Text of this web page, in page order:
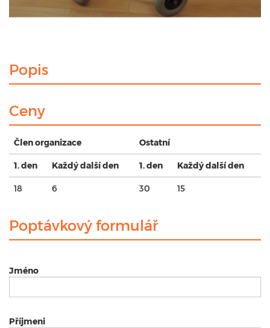
Popis
Ceny
Člen organizace Ostatní
1. den Každý další den 1. den Každý další den
18 6 30 15
Poptávkový formulář
Jméno
Příjmeni